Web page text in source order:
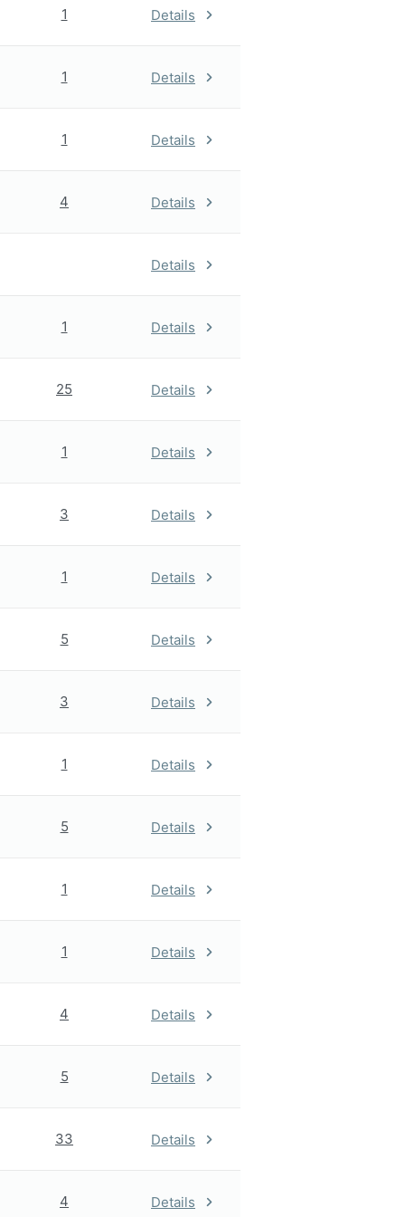
1 Details
1 Details
1 Details
4 Details
Details
1 Details
25 Details
1 Details
3 Details
1 Details
5 Details
3 Details
1 Details
5 Details
1 Details
1 Details
4 Details
5 Details
33 Details
4 Details